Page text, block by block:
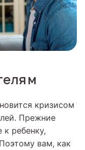
кризисом
Прежние
ребенку,
вам, как